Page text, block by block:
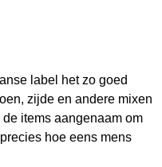
label het zo goed
zijde en andere mixen
items aangenaam om
hoe eens mens